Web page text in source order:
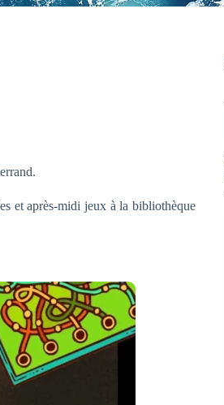
et après-midi jeux à la bibliothèque